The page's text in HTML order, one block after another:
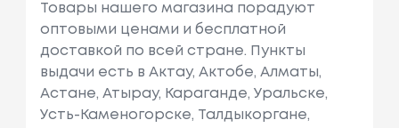
Товары нашего магазина порадуют
оптовыми ценами и бесплатной
доставкой по всей стране. Пункты
выдачи есть в Актау, Актобе, Алматы,
Астане, Атырау, Караганде, Уральске,
Усть-Каменогорске, Талдыкоргане,